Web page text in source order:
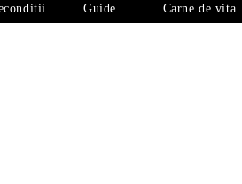
conditii
Guide
Carne de vita